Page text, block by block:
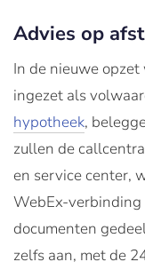
Advies op
In de nieuwe
ingezet als
hypotheek,
zullen de
en service center,
WebEx-verbinding
documenten
zelfs aan, met de